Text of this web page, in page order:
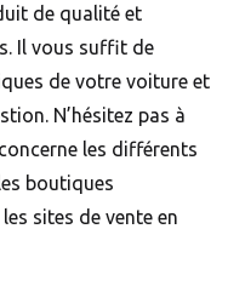
de qualité et
Il vous suffit de
de votre voiture et
N’hésitez pas à
les différents
boutiques
sites de vente en